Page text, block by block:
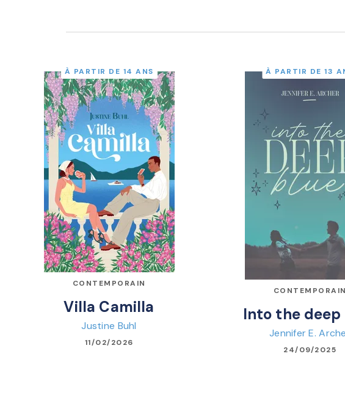
À PARTIR DE 14 ANS
CONTEMPORAIN
Villa Camilla
Justine Buhl
11/02/2026
À PARTIR DE 13
CONTEMPORAIN
Into the deep
Jennifer E.
24/09/2025